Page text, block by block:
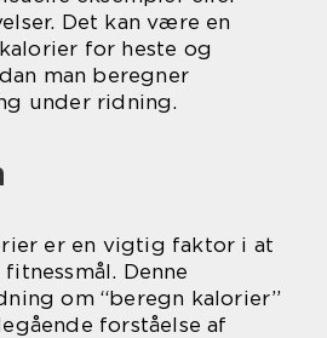
Det kan være en
for heste og
man beregner
under ridning.
er en vigtig faktor i at
Denne
om “beregn kalorier”
forståelse af